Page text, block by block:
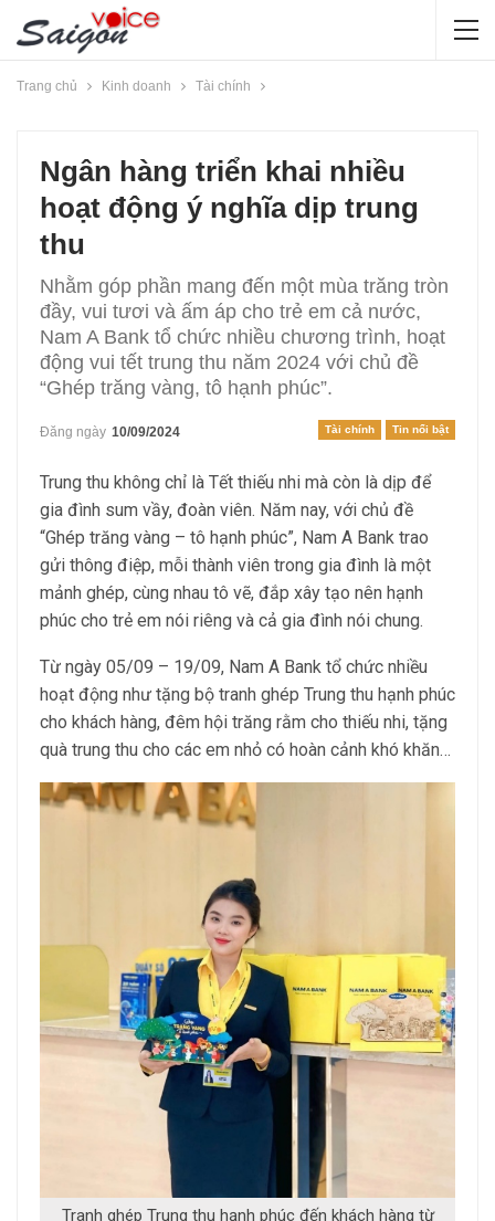
Trang chủ Kinh doanh Tài chính
Ngân hàng triển khai nhiều
hoạt động ý nghĩa dịp trung
thu
Nhằm góp phần mang đến một mùa trăng tròn
đầy, vui tươi và ấm áp cho trẻ em cả nước,
Nam A Bank tổ chức nhiều chương trình, hoạt
động vui tết trung thu năm 2024 với chủ đề
“Ghép trăng vàng, tô hạnh phúc”.
Tài chính Tin nổi bật
Đăng ngày 10/09/2024
Trung thu không chỉ là Tết thiếu nhi mà còn là dịp để
gia đình sum vầy, đoàn viên. Năm nay, với chủ đề
“Ghép trăng vàng – tô hạnh phúc”, Nam A Bank trao
gửi thông điệp, mỗi thành viên trong gia đình là một
mảnh ghép, cùng nhau tô vẽ, đắp xây tạo nên hạnh
phúc cho trẻ em nói riêng và cả gia đình nói chung.
Từ ngày 05/09 – 19/09, Nam A Bank tổ chức nhiều
hoạt động như tặng bộ tranh ghép Trung thu hạnh phúc
cho khách hàng, đêm hội trăng rằm cho thiếu nhi, tặng
quà trung thu cho các em nhỏ có hoàn cảnh khó khăn…
Tranh ghép Trung thu hạnh phúc đến khách hàng từ